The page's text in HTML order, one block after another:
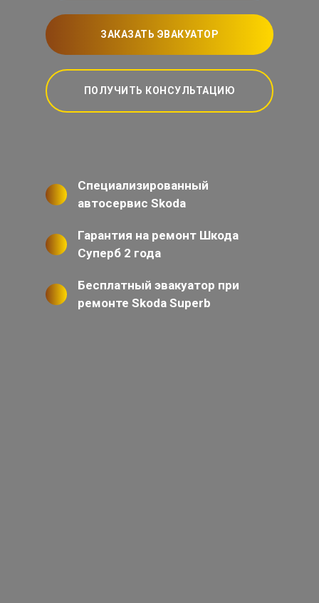
ЗАКАЗАТЬ ЭВАКУАТОР
ПОЛУЧИТЬ КОНСУЛЬТАЦИЮ
Специализированный
автосервис Skoda
Гарантия на ремонт Шкода
Суперб 2 года
Бесплатный эвакуатор при
ремонте Skoda Superb